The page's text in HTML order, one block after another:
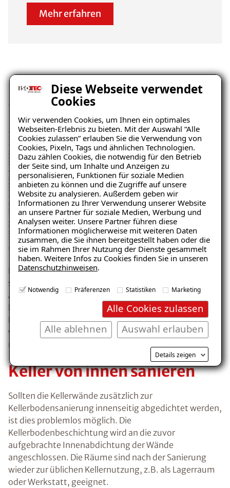
Diese Webseite verwendet
Cookies
Wir verwenden Cookies, um Ihnen ein optimales
Webseiten-Erlebnis zu bieten. Mit der Auswahl “Alle
Cookies zulassen” erlauben Sie die Verwendung von
Cookies, Pixeln, Tags und ähnlichen Technologien.
Dazu zählen Cookies, die notwendig für den Betrieb
der Seite sind, um Inhalte und Anzeigen zu
personalisieren, Funktionen für soziale Medien
anbieten zu können und die Zugriffe auf unsere
Website zu analysieren. Außerdem geben wir
Informationen zu Ihrer Verwendung unserer Website
an unsere Partner für soziale Medien, Werbung und
Analysen weiter. Unsere Partner führen diese
Informationen möglicherweise mit weiteren Daten
zusammen, die Sie ihnen bereitgestellt haben oder die
sie im Rahmen Ihrer Nutzung der Dienste gesammelt
haben. Weitere Infos zu Cookies finden Sie in unseren
Datenschutzhinweisen.
Notwendig Präferenzen Statistiken Marketing
Alle Cookies zulassen
Auswahl erlauben
Alle ablehnen
Details zeigen
Mehr erfahren
Dünner Aufbau – Grosse
Sperrwirkung
Bei der ISOTEC-Kellerbodensanierung kommt ein
speziell entwickeltes Beschichtungssystem für den
Anwendungsfall der kapillardurchfeuchteten
Kellerböden zum Einsatz, welches bereits ab einer
Dicke von ca. 4mm kapillar- und dampfbremsend
wirkt. Somit kann auf das aufwendige Erstellen einer
nachträglichen Betonbodenplatte verzichtet werden.
Keller von innen sanieren
Sollten die Kellerwände zusätzlich zur
Kellerbodensanierung innenseitig abgedichtet werden,
ist dies problemlos möglich. Die
Kellerbodenbeschichtung wird an die zuvor
aufgebrachte Innenabdichtung der Wände
angeschlossen. Die Räume sind nach der Sanierung
wieder zur üblichen Kellernutzung, z.B. als Lagerraum
oder Werkstatt, geeignet.